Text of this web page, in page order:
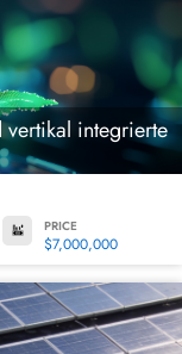
vertikal integrierte
PRICE
$7,000,000